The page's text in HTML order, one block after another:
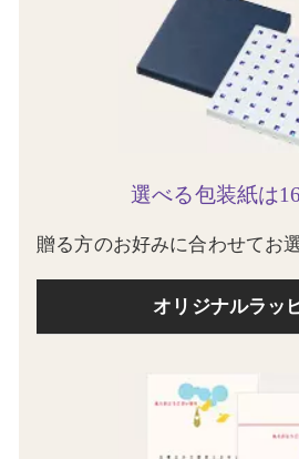
選べる包装紙は
贈る方のお好みに合わせてお
オリジナルラッ